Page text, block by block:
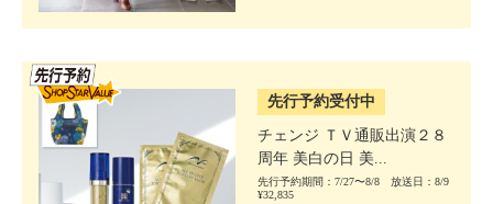
先行予約受付中
チェンジ ＴＶ通販出演２８
周年 美白の日 美...
先行予約期間：7/27〜8/8 放送日：8/9
¥32,835